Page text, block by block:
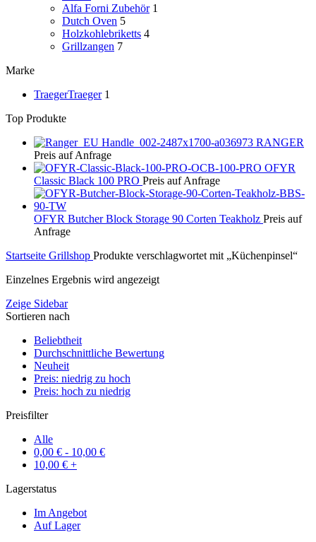
Alfa Forni Zubehör 1
Dutch Oven 5
Holzkohlebriketts 4
Grillzangen 7
Marke
TraegerTraeger 1
Top Produkte
RANGER
Preis auf Anfrage
OFYR
Classic Black 100 PRO Preis auf Anfrage
OFYR Butcher Block Storage 90 Corten Teakholz Preis auf
Anfrage
Startseite Grillshop Produkte verschlagwortet mit „Küchenpinsel“
Einzelnes Ergebnis wird angezeigt
Zeige Sidebar
Sortieren nach
Beliebtheit
Durchschnittliche Bewertung
Neuheit
Preis: niedrig zu hoch
Preis: hoch zu niedrig
Preisfilter
Alle
0,00 € - 10,00 €
10,00 € +
Lagerstatus
Im Angebot
Auf Lager